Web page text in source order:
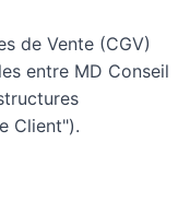
de Vente (CGV)
entre MD Conseil
Client").